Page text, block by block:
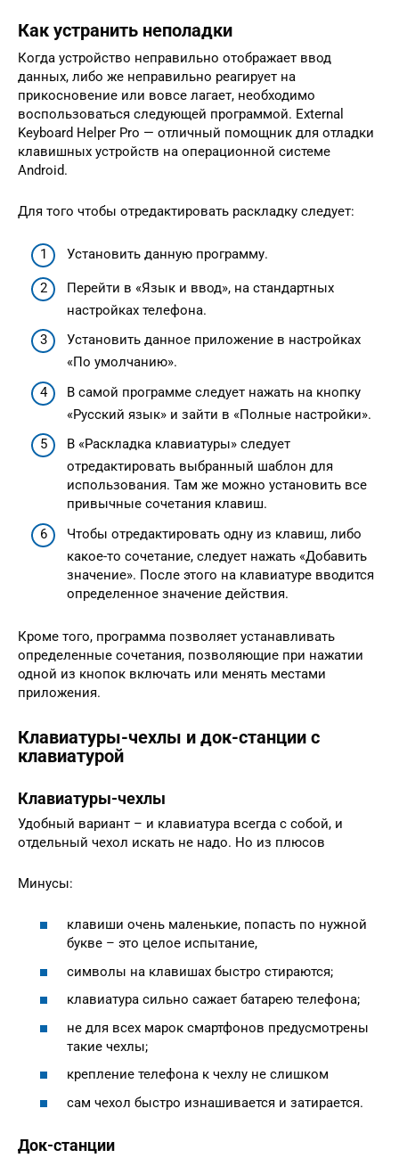
Как устранить неполадки
Когда устройство неправильно отображает ввод
данных, либо же неправильно реагирует на
прикосновение или вовсе лагает, необходимо
воспользоваться следующей программой. External
Keyboard Helper Pro — отличный помощник для отладки
клавишных устройств на операционной системе
Android.
Для того чтобы отредактировать раскладку следует:
Установить данную программу.
Перейти в «Язык и ввод», на стандартных
настройках телефона.
Установить данное приложение в настройках
«По умолчанию».
В самой программе следует нажать на кнопку
«Русский язык» и зайти в «Полные настройки».
В «Раскладка клавиатуры» следует
отредактировать выбранный шаблон для
использования. Там же можно установить все
привычные сочетания клавиш.
Чтобы отредактировать одну из клавиш, либо
какое-то сочетание, следует нажать «Добавить
значение». После этого на клавиатуре вводится
определенное значение действия.
Кроме того, программа позволяет устанавливать
определенные сочетания, позволяющие при нажатии
одной из кнопок включать или менять местами
приложения.
Клавиатуры-чехлы и док-станции с
клавиатурой
Клавиатуры-чехлы
Удобный вариант – и клавиатура всегда с собой, и
отдельный чехол искать не надо. Но из плюсов
Минусы:
клавиши очень маленькие, попасть по нужной
букве – это целое испытание,
символы на клавишах быстро стираются;
клавиатура сильно сажает батарею телефона;
не для всех марок смартфонов предусмотрены
такие чехлы;
крепление телефона к чехлу не слишком
сам чехол быстро изнашивается и затирается.
Док-станции